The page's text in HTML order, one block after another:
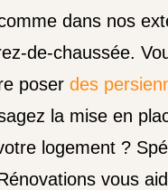
dans nos
de-chaussée.
poser des
la mise en
logement ?
vous